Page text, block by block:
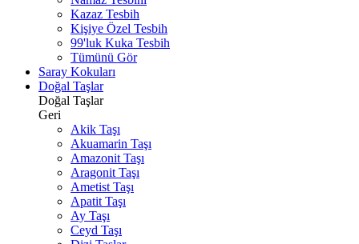
Kazaz Tesbih
Kişiye Özel Tesbih
99'luk Kuka Tesbih
Tümünü Gör
Saray Kokuları
Doğal Taşlar
Doğal Taşlar
Geri
Akik Taşı
Akuamarin Taşı
Amazonit Taşı
Aragonit Taşı
Ametist Taşı
Apatit Taşı
Ay Taşı
Ceyd Taşı